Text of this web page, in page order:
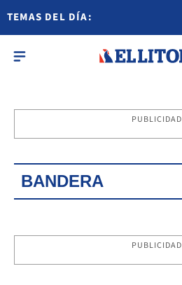
TEMAS DEL DÍA:
PUBLICIDAD
BANDERA
PUBLICIDAD